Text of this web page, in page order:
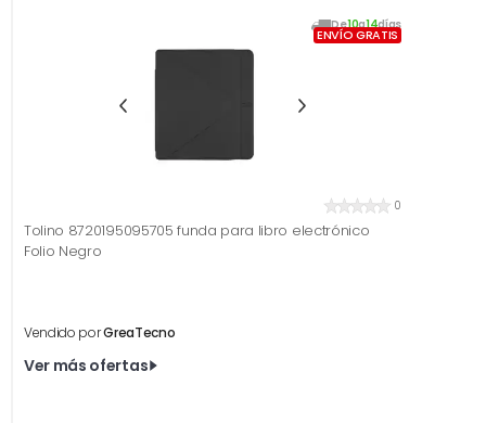
De10a14días
ENVÍO GRATIS
0
Tolino 8720195095705 funda para libro electrónico
Folio Negro
Vendido porGreaTecno
Ver más ofertas